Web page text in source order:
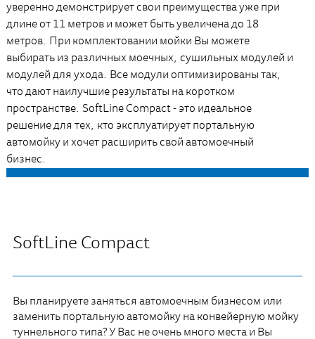
уверенно демонстрирует свои преимущества уже при
длине от 11 метров и может быть увеличена до 18
метров. При комплектовании мойки Вы можете
выбирать из различных моечных, сушильных модулей и
модулей для ухода. Все модули оптимизированы так,
что дают наилучшие результаты на коротком
пространстве. SoftLine Compact - это идеальное
решение для тех, кто эксплуатирует портальную
автомойку и хочет расширить свой автомоечный
бизнес.
SoftLine Compact
Вы планируете заняться автомоечным бизнесом или
заменить портальную автомойку на конвейерную мойку
туннельного типа? У Вас не очень много места и Вы